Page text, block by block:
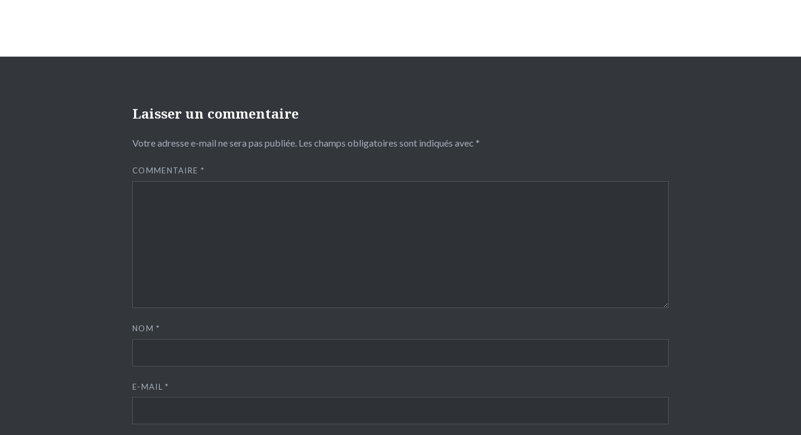
Laisser un commentaire
Votre adresse e-mail ne sera pas publiée. Les champs obligatoires sont indiqués avec *
COMMENTAIRE *
NOM*
E-MAIL*